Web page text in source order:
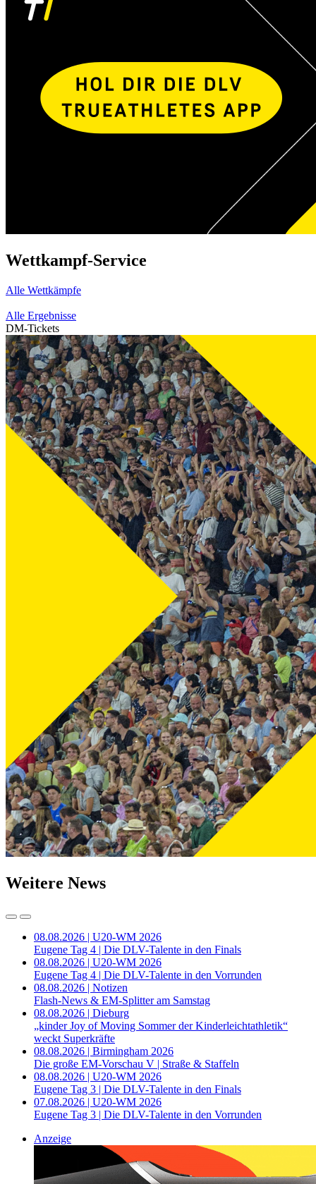
Wettkampf-Service
Alle Wettkämpfe
Alle Ergebnisse
DM-Tickets
Weitere News
08.08.2026 | U20-WM 2026
Eugene Tag 4 | Die DLV-Talente in den Finals
08.08.2026 | U20-WM 2026
Eugene Tag 4 | Die DLV-Talente in den Vorrunden
08.08.2026 | Notizen
Flash-News & EM-Splitter am Samstag
08.08.2026 | Dieburg
„kinder Joy of Moving Sommer der Kinderleichtathletik“
weckt Superkräfte
08.08.2026 | Birmingham 2026
Die große EM-Vorschau V | Straße & Staffeln
08.08.2026 | U20-WM 2026
Eugene Tag 3 | Die DLV-Talente in den Finals
07.08.2026 | U20-WM 2026
Eugene Tag 3 | Die DLV-Talente in den Vorrunden
Anzeige